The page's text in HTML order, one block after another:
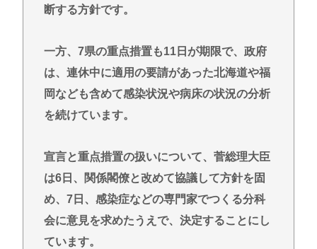
断する方針です。
一方、7県の重点措置も11日が期限で、政府
は、連休中に適用の要請があった北海道や福
岡なども含めて感染状況や病床の状況の分析
を続けています。
宣言と重点措置の扱いについて、菅総理大臣
は6日、関係閣僚と改めて協議して方針を固
め、7日、感染症などの専門家でつくる分科
会に意見を求めたうえで、決定することにし
ています。